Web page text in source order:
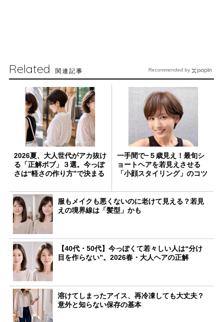
Related 関連記事
2026夏、大人世代がアカ抜け
る「正解ボブ」３選。今っぽ
さは“軽さの作り方”で決まる
一手間で−５歳見え！最旬シ
ョートヘアを若見えさせる
「小顔スタイリング」のコツ
服もメイクも悪くないのに老けて見える？若見
えの境界線は「髪型」かも
【40代・50代】今っぽくて若々しい人は“分け
目を作らない”。2026春・大人ヘアの正解
溶けてしまったアイス、再冷凍しても大丈夫？
意外と知らない保存の基本
Recommended by